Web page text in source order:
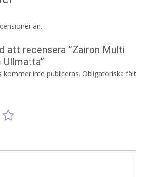
än.
att recensera ”Zairon Multi
Ullmatta”
kommer inte publiceras. Obligatoriska fält